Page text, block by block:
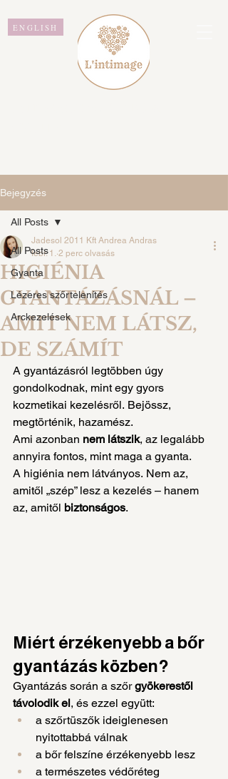
ENGLISH
Bejegyzés
All Posts
Gyanta
Lézeres szőrtelenítés
Arckezelések
All Posts
HIGIÉNIA
GYANTÁZÁSNÁL –
AMIT NEM LÁTSZ,
DE SZÁMÍT
Jadesol 2011 Kft Andrea Andras
febr. 1. 2 perc olvasás
A gyantázásról legtöbben úgy
gondolkodnak, mint egy gyors
kozmetikai kezelésről. Bejössz,
megtörténik, hazamész.
Ami azonban nem látszik, az legalább
annyira fontos, mint maga a gyanta.
A higiénia nem látványos. Nem az,
amitől „szép” lesz a kezelés – hanem
az, amitől biztonságos.
Miért érzékenyebb a bőr
gyantázás közben?
Gyantázás során a szőr gyökerestől
távolodik el, és ezzel együtt:
a szőrtüszők ideiglenesen
nyitottabbá válnak
a bőr felszíne érzékenyebb lesz
a természetes védőréteg